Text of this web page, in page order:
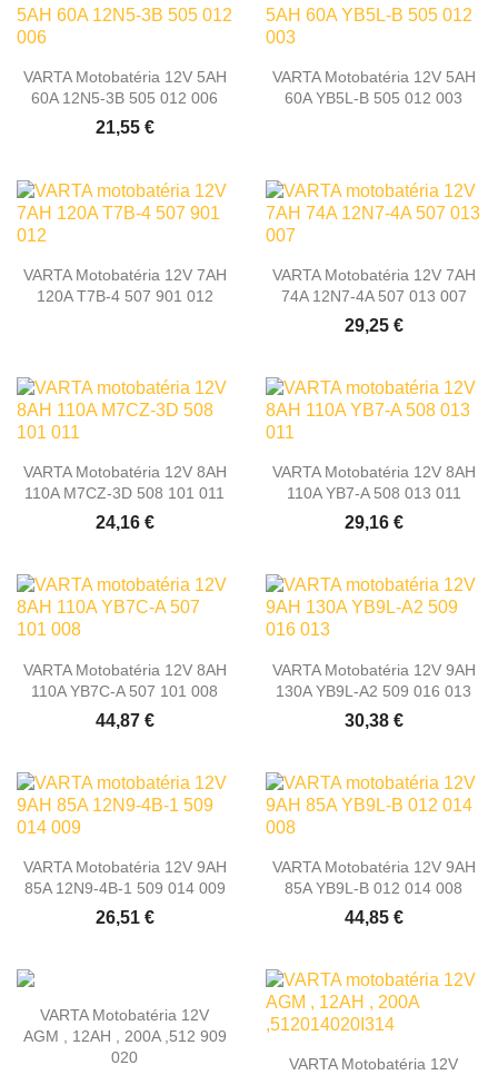
VARTA Motobatéria 12V 5AH
60A 12N5-3B 505 012 006
21,55 €
VARTA Motobatéria 12V 5AH
60A YB5L-B 505 012 003
VARTA Motobatéria 12V 7AH
120A T7B-4 507 901 012
VARTA Motobatéria 12V 7AH
74A 12N7-4A 507 013 007
29,25 €
VARTA Motobatéria 12V 8AH
110A M7CZ-3D 508 101 011
24,16 €
VARTA Motobatéria 12V 8AH
110A YB7-A 508 013 011
29,16 €
VARTA Motobatéria 12V 8AH
110A YB7C-A 507 101 008
44,87 €
VARTA Motobatéria 12V 9AH
130A YB9L-A2 509 016 013
30,38 €
VARTA Motobatéria 12V 9AH
85A 12N9-4B-1 509 014 009
26,51 €
VARTA Motobatéria 12V 9AH
85A YB9L-B 012 014 008
44,85 €
VARTA Motobatéria 12V
AGM , 12AH , 200A ,512 909
020
VARTA Motobatéria 12V